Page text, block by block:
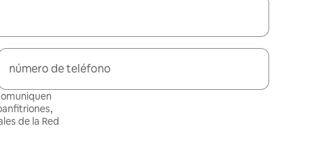
número de teléfono
de la Red